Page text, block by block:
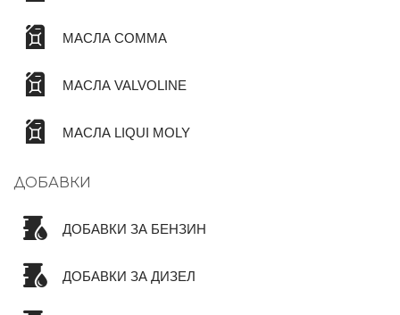
МАСЛА COMMA
МАСЛА VALVOLINE
МАСЛА LIQUI MOLY
ДОБАВКИ
ДОБАВКИ ЗА БЕНЗИН
ДОБАВКИ ЗА ДИЗЕЛ